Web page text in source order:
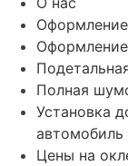
Оформление
Полная
Установка
автомобиль
Цены на